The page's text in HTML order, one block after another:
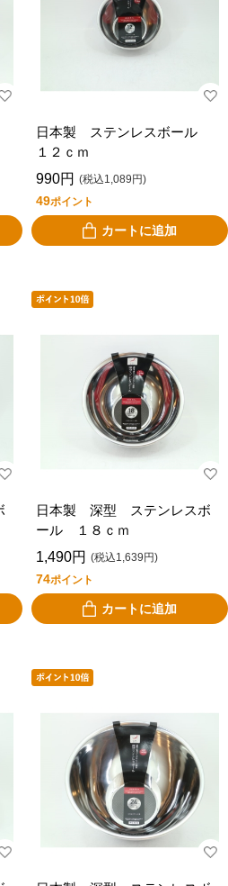
日本製 ステンレスボール
１２ｃｍ
990円 (税込1,089円)
49ポイント
カートに追加
日本製 深型 ステンレスボ
ール １８ｃｍ
1,490円 (税込1,639円)
74ポイント
カートに追加